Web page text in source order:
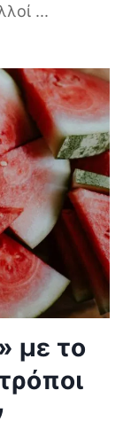
...
με το